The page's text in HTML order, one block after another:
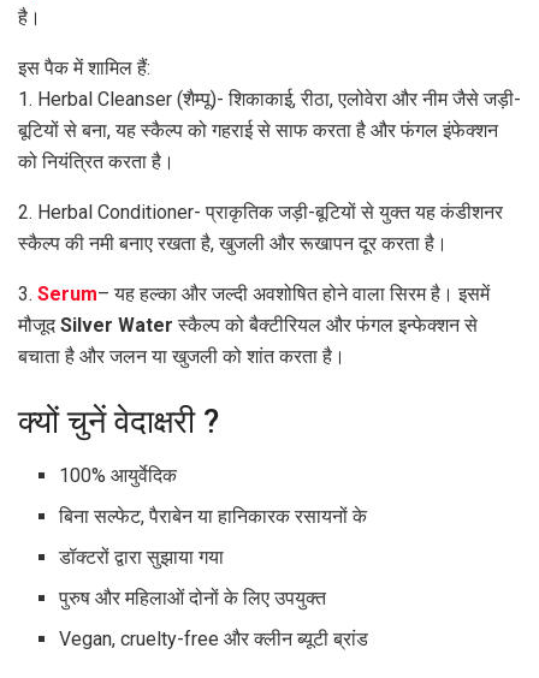
है।
इस पैक में शामिल हैं:
1. Herbal Cleanser (शैम्पू)- शिकाकाई, रीठा, एलोवेरा और नीम जैसे जड़ी-
बूटियों से बना, यह स्कैल्प को गहराई से साफ करता है और फंगल इंफेक्शन
को नियंत्रित करता है।
2. Herbal Conditioner- प्राकृतिक जड़ी-बूटियों से युक्त यह कंडीशनर
स्कैल्प की नमी बनाए रखता है, खुजली और रूखापन दूर करता है।
3. Serum– यह हल्का और जल्दी अवशोषित होने वाला सिरम है। इसमें
मौजूदSilver Water स्कैल्प को बैक्टीरियल और फंगल इन्फेक्शन से
बचाता है और जलन या खुजली को शांत करता है।
क्यों चुनें वेदाक्षरी ?
100% आयुर्वेदिक
बिना सल्फेट, पैराबेन या हानिकारक रसायनों के
डॉक्टरों द्वारा सुझाया गया
पुरुष और महिलाओं दोनों के लिए उपयुक्त
Vegan, cruelty-free और क्लीन ब्यूटी ब्रांड